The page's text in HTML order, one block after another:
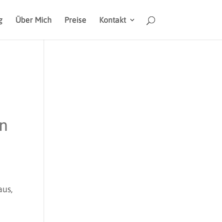
Über Mich Preise Kontakt